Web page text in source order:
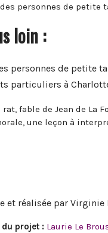
personnes de
loin :
personnes de petite
particuliers à
rat, fable de Jean de La
une leçon à
et réalisée par Virginie
projet : Laurie Le